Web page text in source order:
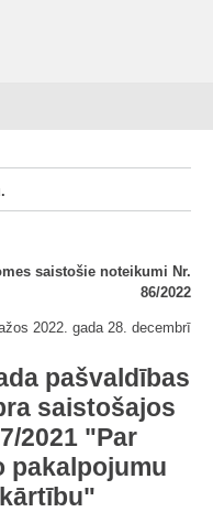
saistošie noteikumi Nr.
86/2022
2022. gada 28. decembrī
pašvaldības
saistošajos
2021 "Par
pakalpojumu